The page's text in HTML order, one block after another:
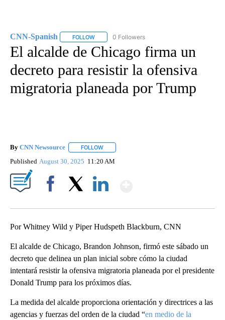
CNN-Spanish FOLLOW FOLLOW "CNN-SPANISH" TO RECEIVE
0 Followers
El alcalde de Chicago firma un
decreto para resistir la ofensiva
migratoria planeada por Trump
By CNN Newsource FOLLOW
Published August 30, 2025 11:20 AM
Por Whitney Wild y Piper Hudspeth Blackburn, CNN
El alcalde de Chicago, Brandon Johnson, firmó este sábado un
decreto que delinea un plan inicial sobre cómo la ciudad
intentará resistir la ofensiva migratoria planeada por el presidente
Donald Trump para los próximos días.
La medida del alcalde proporciona orientación y directrices a las
agencias y fuerzas del orden de la ciudad “en medio de la